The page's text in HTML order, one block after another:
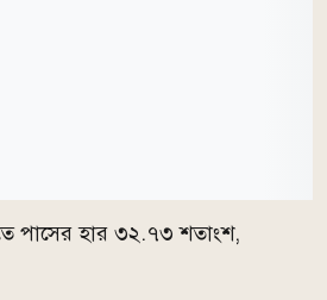
পাসের হার ৩২.৭৩ শতাংশ,